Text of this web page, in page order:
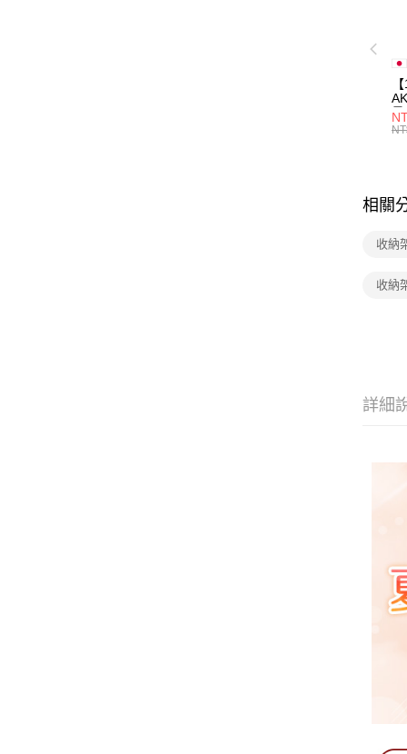
量
相關
收納
收納
詳細